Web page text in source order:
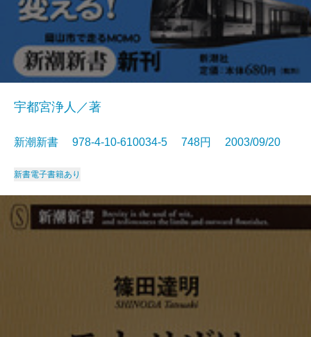
宇都宮浄人／著
新潮新書 978-4-10-610034-5 748円 2003/09/20
新書電子書籍あり